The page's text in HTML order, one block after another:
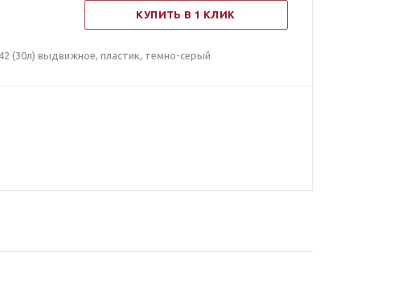
КУПИТЬ В 1 КЛИК
(30л) выдвижное, пластик, темно-серый